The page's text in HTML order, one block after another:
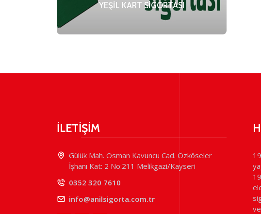
YEŞİL KART SİGORTASI
İLETİŞİM
Gülük Mah. Osman Kavuncu Cad. Özköseler
İşhanı Kat: 2 No:211 Melikgazi/Kayseri
0352 320 7610
info@anilsigorta.com.tr